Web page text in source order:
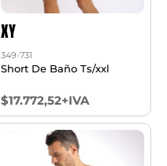
XY
349-731
Short De Baño Ts/xxl
$17.772,52+IVA